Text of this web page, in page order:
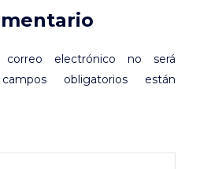
electrónico no será
obligatorios están